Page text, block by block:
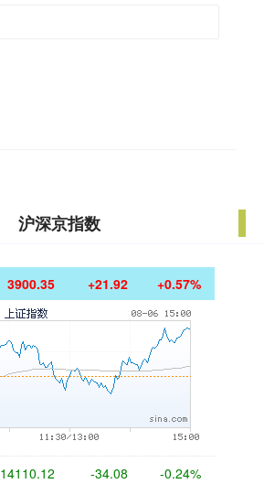
沪深京指数
3900.35 +21.92 +0.57%
14110.12 -34.08 -0.24%